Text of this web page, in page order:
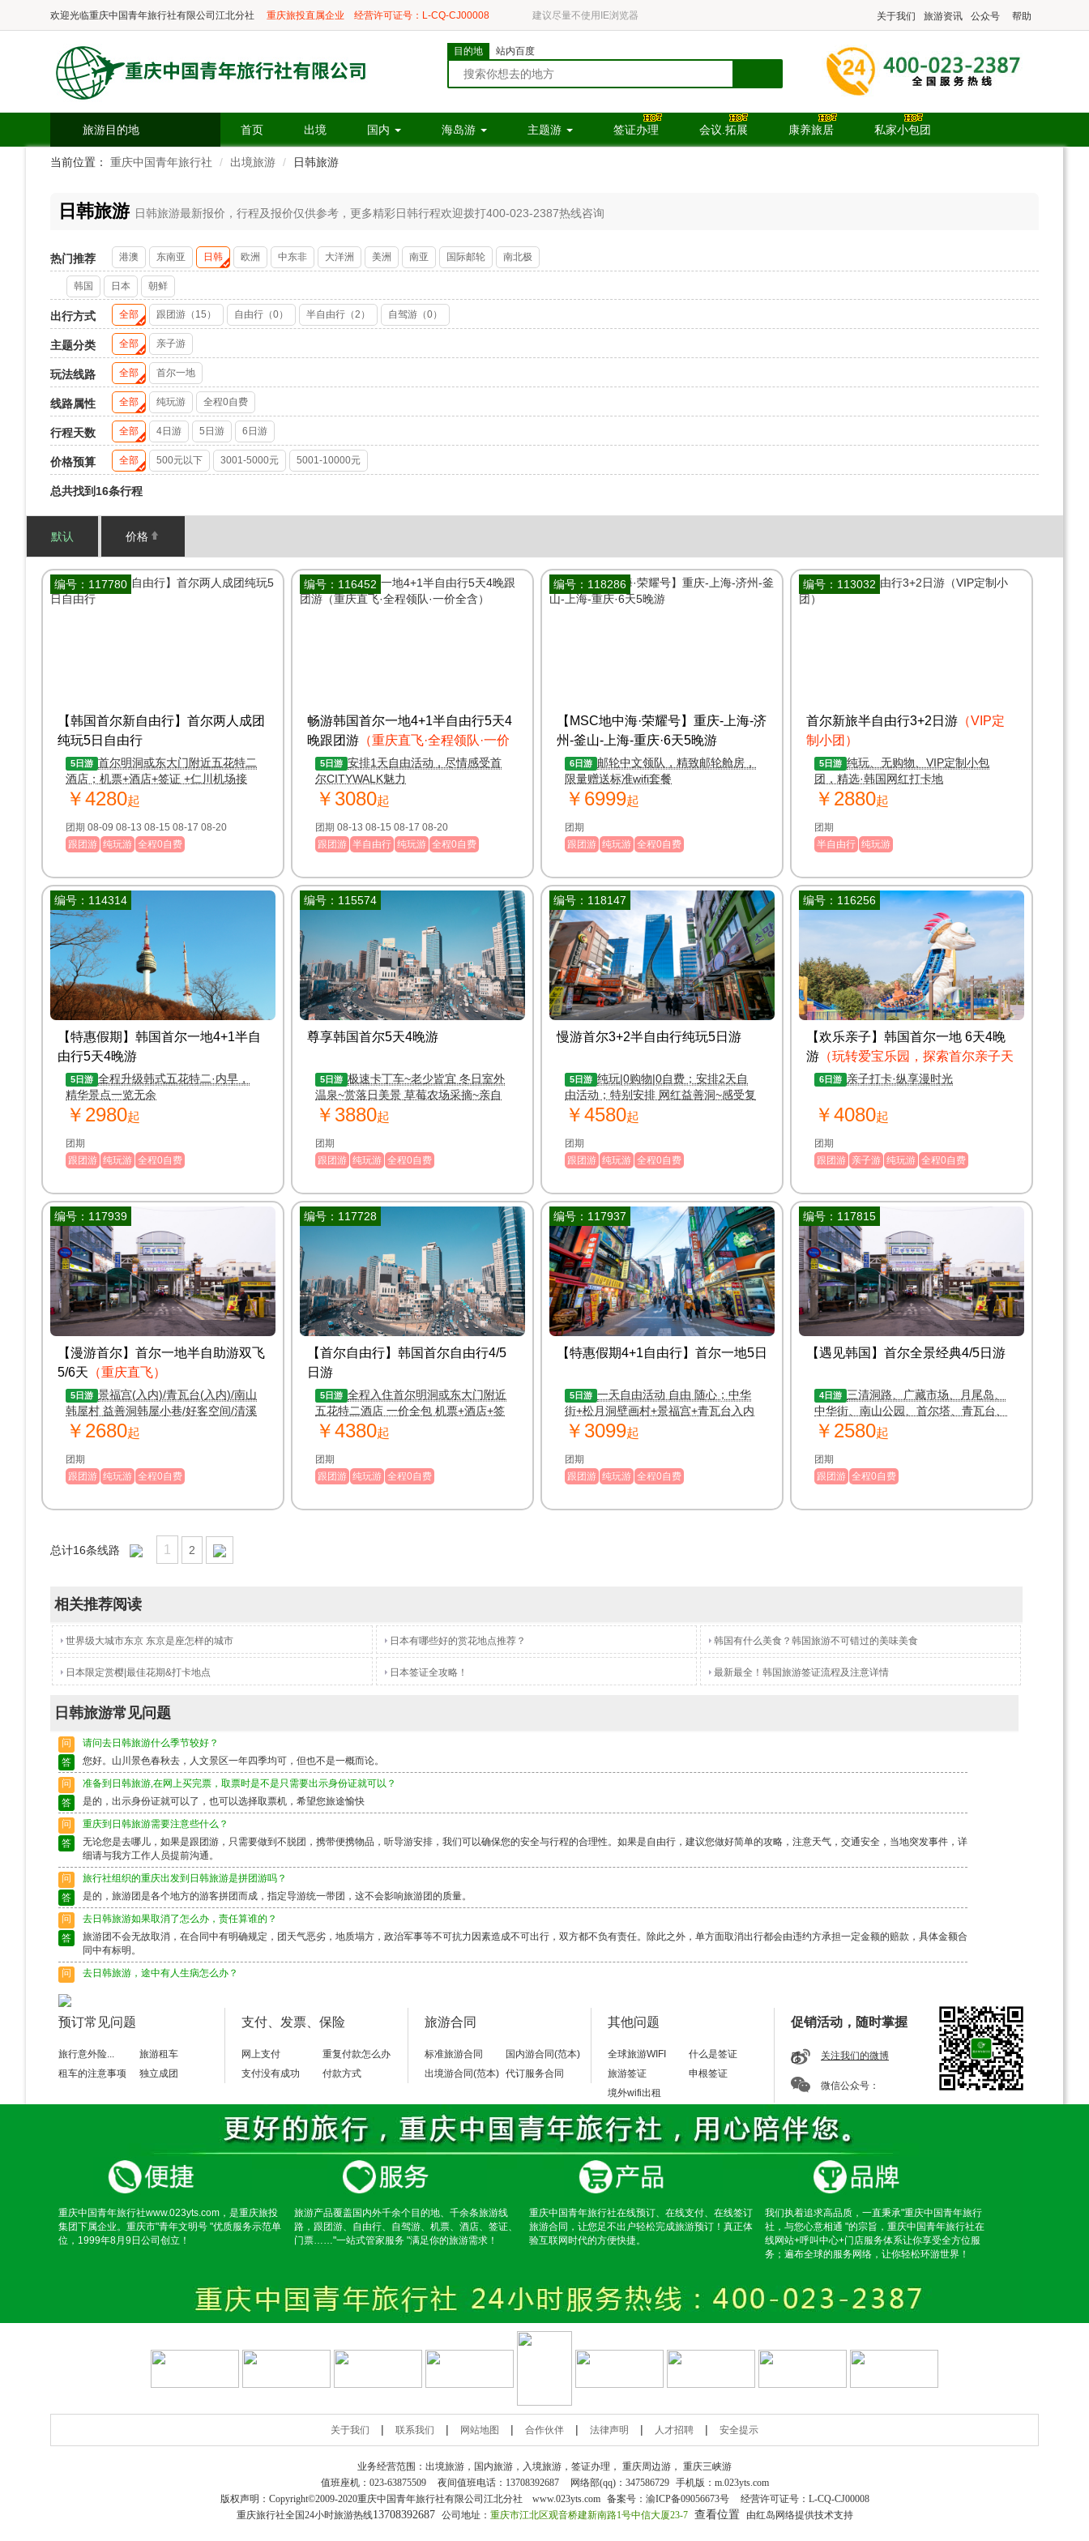
欢迎光临重庆中国青年旅行社有限公司江北分社 重庆旅投直属企业 经营许可证号：L-CQ-CJ00008 建议尽量不使用IE浏览器 关于我们 旅游资讯 公众号 帮助
目的地 站内百度
旅游目的地 首页 出境 国内 海岛游 主题游 签证办理 会议.拓展 康养旅居 私家小包团
当前位置： 重庆中国青年旅行社 出境旅游 日韩旅游
日韩旅游 日韩旅游最新报价，行程及报价仅供参考，更多精彩日韩行程欢迎拨打400-023-2387热线咨询
热门推荐 港澳 东南亚 日韩 欧洲 中东非 大洋洲 美洲 南亚 国际邮轮 南北极
韩国 日本 朝鲜
出行方式 全部 跟团游（15） 自由行（0） 半自由行（2） 自驾游（0）
主题分类 全部 亲子游
玩法线路 全部 首尔一地
线路属性 全部 纯玩游 全程0自费
行程天数 全部 4日游 5日游 6日游
价格预算 全部 500元以下 3001-5000元 5001-10000元
总共找到16条行程
默认 价格
编号：117780
【韩国首尔新自由行】首尔两人成团
纯玩5日自由行
5日游 首尔明洞或东大门附近五花特二
酒店；机票+酒店+签证 +仁川机场接
送；免费协助办理各大免税店购物打折
￥4280起
团期 08-09 08-13 08-15 08-17 08-20
跟团游 纯玩游 全程0自费
编号：116452
畅游韩国首尔一地4+1半自由行5天4
晚跟团游 （重庆直飞·全程领队·一价
全含）
5日游 安排1天自由活动，尽情感受首
尔CITYWALK魅力
￥3080起
团期 08-13 08-15 08-17 08-20
跟团游 半自由行 纯玩游 全程0自费
编号：118286
【MSC地中海·荣耀号】重庆-上海-济
州-釜山-上海-重庆·6天5晚游
6日游 邮轮中文领队，精致邮轮舱房，
限量赠送标准wifi套餐
￥6999起
团期
跟团游 纯玩游 全程0自费
编号：113032
首尔新旅半自由行3+2日游 （VIP定
制小团）
5日游 纯玩、无购物、VIP定制小包
团，精选·韩国网红打卡地
￥2880起
团期
半自由行 纯玩游
编号：114314
【特惠假期】韩国首尔一地4+1半自
由行5天4晚游
5日游 全程升级韩式五花特二·内早，
精华景点一览无余
￥2980起
团期
跟团游 纯玩游 全程0自费
编号：115574
尊享韩国首尔5天4晚游
5日游 极速卡丁车~老少皆宜 冬日室外
温泉~赏落日美景 草莓农场采摘~亲自
DIY草莓酱
￥3880起
团期
跟团游 纯玩游 全程0自费
编号：118147
慢游首尔3+2半自由行纯玩5日游
5日游 纯玩|0购物|0自费；安排2天自
由活动；特别安排 网红益善洞~感受复
古与摩登
￥4580起
团期
跟团游 纯玩游 全程0自费
编号：116256
【欢乐亲子】韩国首尔一地 6天4晚
游 （玩转爱宝乐园，探索首尔亲子天
堂）
6日游 亲子打卡·纵享漫时光
￥4080起
团期
跟团游 亲子游 纯玩游 全程0自费
编号：117939
【漫游首尔】首尔一地半自助游双飞
5/6天 （重庆直飞）
5日游 景福宫(入内)/青瓦台(入内)/南山
韩屋村 益善洞韩屋小巷/好客空间/清溪
川 松月洞童话村/仁川中华街！
￥2680起
团期
跟团游 纯玩游 全程0自费
编号：117728
【首尔自由行】韩国首尔自由行4/5
日游
5日游 全程入住首尔明洞或东大门附近
五花特二酒店 一价全包 机票+酒店+签
证、仁川机场接送 贴心服务 免费协助
办理各大免税店金卡
￥4380起
团期
跟团游 纯玩游 全程0自费
编号：117937
【特惠假期4+1自由行】首尔一地5日
5日游 一天自由活动 自由 随心；中华
街+松月洞壁画村+景福宫+青瓦台入内
+北村韩屋村+广藏市场
￥3099起
团期
跟团游 纯玩游 全程0自费
编号：117815
【遇⻅韩国】首尔全景经典4/5日游
4日游 三清洞路、广藏市场、月尾岛、
中华街、南山公园、首尔塔、青瓦台、
北村韩屋
￥2580起
团期
跟团游 全程0自费
总计16条线路 1 2
相关推荐阅读
世界级大城市东京 东京是座怎样的城市 日本有哪些好的赏花地点推荐？ 韩国有什么美食？韩国旅游不可错过的美味美食
日本限定赏樱|最佳花期&打卡地点 日本签证全攻略！ 最新最全！韩国旅游签证流程及注意详情
日韩旅游常见问题
问
请问去日韩旅游什么季节较好？
答
您好。山川景色春秋去，人文景区一年四季均可，但也不是一概而论。
问
准备到日韩旅游,在网上买完票，取票时是不是只需要出示身份证就可以？
答
是的，出示身份证就可以了，也可以选择取票机，希望您旅途愉快
问
重庆到日韩旅游需要注意些什么？
答
无论您是去哪儿，如果是跟团游，只需要做到不脱团，携带便携物品，听导游安排，我们可以确保您的安全与行程的合理性。如果是自由行，建议您做好简单的攻略，注意天气，交通安全，当地突发事件，详
细请与我方工作人员提前沟通。
问
旅行社组织的重庆出发到日韩旅游是拼团游吗？
答
是的，旅游团是各个地方的游客拼团而成，指定导游统一带团，这不会影响旅游团的质量。
问
去日韩旅游如果取消了怎么办，责任算谁的？
答
旅游团不会无故取消，在合同中有明确规定，团天气恶劣，地质塌方，政治军事等不可抗力因素造成不可出行，双方都不负有责任。除此之外，单方面取消出行都会由违约方承担一定金额的赔款，具体金额合
同中有标明。
问
去日韩旅游，途中有人生病怎么办？
答
问
去日韩旅游途中脱团了怎么办？
答
预订常见问题
旅行意外险...
旅游租车
租车的注意事项
独立成团
支付、发票、保险
网上支付
重复付款怎么办
支付没有成功
付款方式
旅游合同
标准旅游合同
国内游合同(范本)
出境游合同(范本) 代订服务合同
其他问题
全球旅游WIFI
什么是签证
旅游签证
申根签证
境外wifi出租
促销活动，随时掌握
关注我们的微博
微信公众号：
重庆中国青年旅行社www.023yts.com，是重庆旅投
集团下属企业。重庆市"青年文明号 "优质服务示范单
位，1999年8月9日公司创立！
旅游产品覆盖国内外千余个目的地、千余条旅游线
路，跟团游、自由行、自驾游、机票、酒店、签证、
门票……"一站式管家服务 "满足你的旅游需求！
重庆中国青年旅行社在线预订、在线支付、在线签订
旅游合同，让您足不出户轻松完成旅游预订！真正体
验互联网时代的方便快捷。
我们执着追求高品质，一直秉承"重庆中国青年旅行
社，与您心意相通 "的宗旨，重庆中国青年旅行社在
线网站+呼叫中心+门店服务体系让你享受全方位服
务；遍布全球的服务网络，让你轻松环游世界！
关于我们 | 联系我们 | 网站地图 | 合作伙伴 | 法律声明 | 人才招聘 | 安全提示
业务经营范围：出境旅游，国内旅游，入境旅游，签证办理， 重庆周边游 ， 重庆三峡游
值班座机： 023-63875509 夜间值班电话：13708392687 网络部(qq)： 347586729 手机版： m.023yts.com
版权声明：Copyright©2009-2020重庆中国青年旅行社有限公司江北分社 www.023yts.com 备案号： 渝ICP备09056673号 经营许可证号： L-CQ-CJ00008
重庆旅行社全国24小时旅游热线13708392687 公司地址： 重庆市江北区观音桥建新南路1号中信大厦23-7 查看位置 由红岛网络提供技术支持